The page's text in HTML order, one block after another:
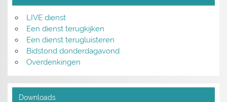
LIVE dienst
Een dienst terugkijken
Een dienst terugluisteren
Bidstond donderdagavond
Overdenkingen
Downloads